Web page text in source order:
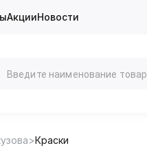
АкцииНовости
Краски